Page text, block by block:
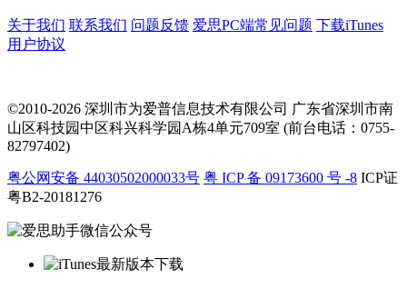
关于我们 联系我们 问题反馈 爱思PC端常见问题 下载iTunes
用户协议
©2010-2026 深圳市为爱普信息技术有限公司 广东省深圳市南
山区科技园中区科兴科学园A栋4单元709室 (前台电话：0755-
82797402)
粤公网安备 44030502000033号 粤 ICP 备 09173600 号 -8 ICP证
粤B2-20181276